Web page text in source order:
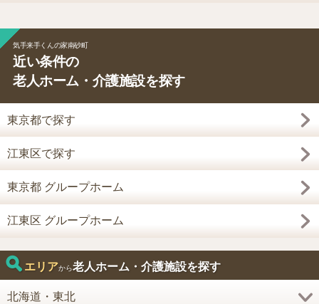
気手来手くんの家南砂町
近い条件の
老人ホーム・介護施設を探す
東京都で探す
江東区で探す
東京都 グループホーム
江東区 グループホーム
エリアから老人ホーム・介護施設を探す
北海道・東北